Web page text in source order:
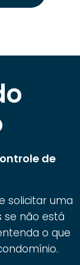
de
solicitar uma
não está
o que